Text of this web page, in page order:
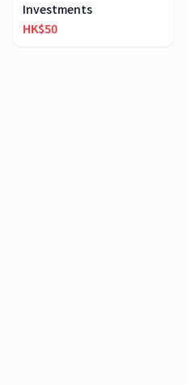
Investments
HK$50